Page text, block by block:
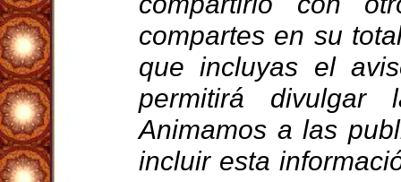
compartes en su
que incluyas el
permitirá divulgar
Animamos a las
incluir esta